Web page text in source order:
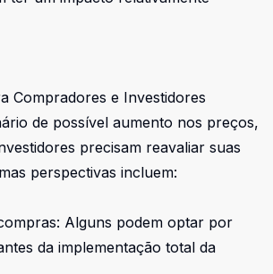
Compradores e Investidores
de possível aumento nos preços,
precisam reavaliar suas
perspectivas incluem:
Alguns podem optar por
da implementação total da